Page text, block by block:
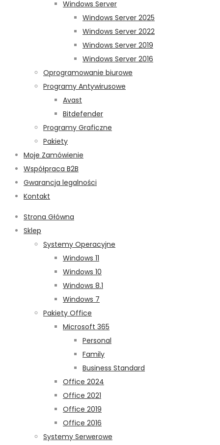
Windows Server
Windows Server 2025
Windows Server 2022
Windows Server 2019
Windows Server 2016
Oprogramowanie biurowe
Programy Antywirusowe
Avast
Bitdefender
Programy Graficzne
Pakiety
Moje Zamówienie
Współpraca B2B
Gwarancja legalności
Kontakt
Strona Główna
Sklep
Systemy Operacyjne
Windows 11
Windows 10
Windows 8.1
Windows 7
Pakiety Office
Microsoft 365
Personal
Family
Business Standard
Office 2024
Office 2021
Office 2019
Office 2016
Systemy Serwerowe